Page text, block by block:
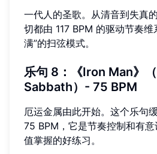
一代人的圣歌。从清音到失真
切都由 117 BPM 的驱动节奏维
满”的扫弦模式。
乐句 8：《Iron Man》
Sabbath）- 75 BPM
厄运金属由此开始。这个乐句
75 BPM，它是节奏控制和有
值掌握的好练习。